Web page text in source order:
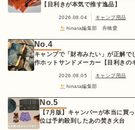
【目利きが本気で推す逸品】
2026.08.04
キャンプ用品
hinata編集部 舟橋愛
No.4
キャンプで「財布みたい」が正解で
作ホットサンドメーカー【目利きの
2026.08.05
キャンプ用品
hinata編集部
No.5
【7月版】キャンパーが本当に買
位は予約殺到したあの焚き火台